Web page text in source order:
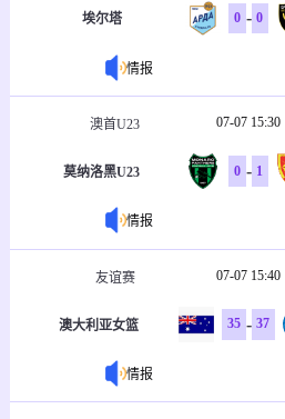
埃尔塔 0 - 0
情报
澳首U23 07-07 15:30
莫纳洛黑U23 0 - 1
情报
友谊赛 07-07 15:40
澳大利亚女篮 35 - 37
情报